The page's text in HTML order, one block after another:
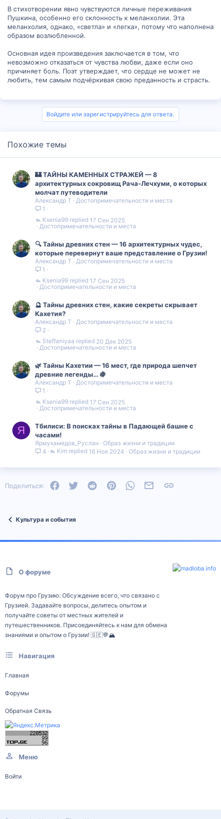
В стихотворении явно чувствуются личные переживания
Пушкина, особенно его склонность к меланхолии. Эта
меланхолия, однако, «светла» и «легка», потому что наполнена
образом возлюбленной.
Основная идея произведения заключается в том, что
невозможно отказаться от чувства любви, даже если оно
причиняет боль. Поэт утверждает, что сердце не может не
любить, тем самым подчёркивая свою преданность и страсть.
Войдите или зарегистрируйтесь для ответа.
Похожие темы
🏰 ТАЙНЫ КАМЕННЫХ СТРАЖЕЙ — 8
архитектурных сокровищ Рача-Лечхуми, о которых
молчат путеводители
Александр Т
Достопримечательности и места
1
Достопримечательности и места
17 Сен 2025
Ksenia99
🔍 Тайны древних стен — 16 архитектурных чудес,
которые перевернут ваше представление о Грузии!
Александр Т
Достопримечательности и места
1
Достопримечательности и места
17 Сен 2025
Ksenia99
🔮 Тайны древних стен, какие секреты скрывает
Кахетия?
Александр Т
Достопримечательности и места
2
Достопримечательности и места
20 Дек 2025
Steffaniyaa
🌿 Тайны Кахетии — 16 мест, где природа шепчет
древние легенды… 🍇
Александр Т
Достопримечательности и места
1
Достопримечательности и места
17 Сен 2025
Ksenia99
Я
Тбилиси: В поисках тайны в Падающей башне с
часами!
Ярмухамедов_Руслан
Образ жизни и традиции
4
Образ жизни и традиции
16 Ноя 2024
Kim
Поделиться: FacebookTwitter Reddit PinterestWhatsAppЭлектронная почта
Культура и события
О форуме
Форум про Грузию: Обсуждение всего, что связано с
Грузией. Задавайте вопросы, делитесь опытом и
получайте советы от местных жителей и
путешественников. Присоединяйтесь к нам для обмена
знаниями и опытом о Грузии! 🇬🇪💬🏔️
Навигация
Главная
Форумы
Обратная Связь
Меню
Войти